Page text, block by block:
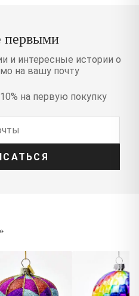
первыми
и интересные истории о
на вашу почту
на первую покупку